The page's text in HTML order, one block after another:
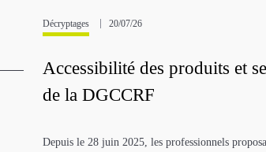
Décryptages 20/07/26
Accessibilité des produits et
de la DGCCRF
Depuis le 28 juin 2025, les professionnels